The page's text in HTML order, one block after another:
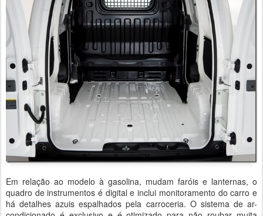
Em relação ao modelo à gasolina, mudam faróis e lanternas, o
quadro de instrumentos é digital e inclui monitoramento do carro e
há detalhes azuis espalhados pela carroceria. O sistema de ar-